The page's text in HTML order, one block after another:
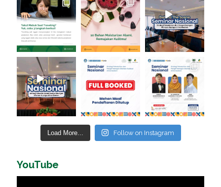
Load More... Follow on Instagram
YouTube